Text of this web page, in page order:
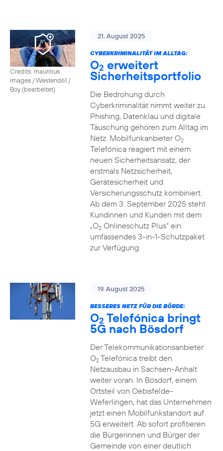
Credits: mauritius
images / Westend61 /
Boy (bearbeitet)
21. August 2025
CYBERKRIMINALITÄT IM ALLTAG:
O2 erweitert
Sicherheitsportfolio
Die Bedrohung durch
Cyberkriminalität nimmt weiter zu.
Phishing, Datenklau und digitale
Täuschung gehören zum Alltag im
Netz. Mobilfunkanbieter O2
Telefónica reagiert mit einem
neuen Sicherheitsansatz, der
erstmals Netzsicherheit,
Gerätesicherheit und
Versicherungsschutz kombiniert.
Ab dem 3. September 2025 steht
Kundinnen und Kunden mit dem
„O2Onlineschutz Plus“ ein
umfassendes 3-in-1-Schutzpaket
zur Verfügung.
19. August 2025
BESSERES NETZ FÜR DIE BÖRDE:
O2 Telefónica bringt
5G nach Bösdorf
Der Telekommunikationsanbieter
O2Telefónica treibt den
Netzausbau in Sachsen-Anhalt
weiter voran. In Bösdorf, einem
Ortsteil von Oebisfelde-
Weferlingen, hat das Unternehmen
jetzt einen Mobilfunkstandort auf
5G erweitert. Ab sofort profitieren
die Bürgerinnen und Bürger der
Gemeinde von einer deutlich